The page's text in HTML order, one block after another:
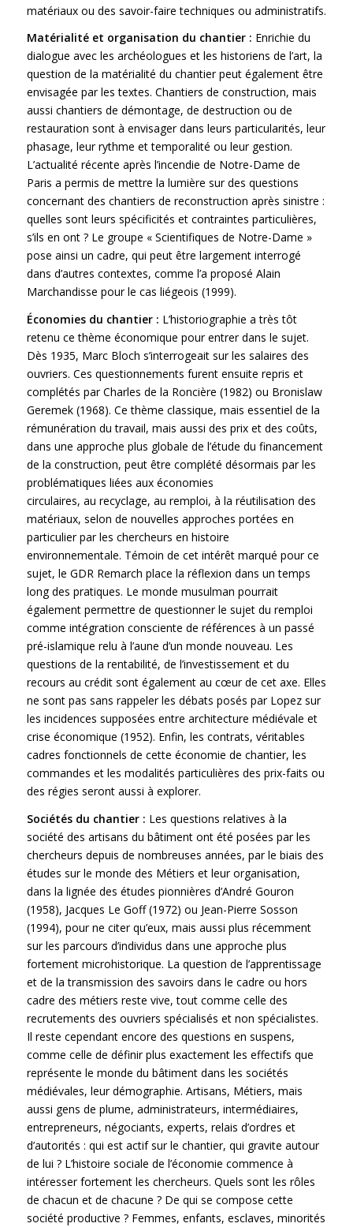
matériaux ou des savoir-faire techniques ou administratifs.
Matérialité et organisation du chantier : Enrichie du
dialogue avec les archéologues et les historiens de l’art, la
question de la matérialité du chantier peut également être
envisagée par les textes. Chantiers de construction, mais
aussi chantiers de démontage, de destruction ou de
restauration sont à envisager dans leurs particularités, leur
phasage, leur rythme et temporalité ou leur gestion.
L’actualité récente après l’incendie de Notre-Dame de
Paris a permis de mettre la lumière sur des questions
concernant des chantiers de reconstruction après sinistre :
quelles sont leurs spécificités et contraintes particulières,
s’ils en ont ? Le groupe « Scientifiques de Notre-Dame »
pose ainsi un cadre, qui peut être largement interrogé
dans d’autres contextes, comme l’a proposé Alain
Marchandisse pour le cas liégeois (1999).
Économies du chantier : L’historiographie a très tôt
retenu ce thème économique pour entrer dans le sujet.
Dès 1935, Marc Bloch s’interrogeait sur les salaires des
ouvriers. Ces questionnements furent ensuite repris et
complétés par Charles de la Roncière (1982) ou Bronislaw
Geremek (1968). Ce thème classique, mais essentiel de la
rémunération du travail, mais aussi des prix et des coûts,
dans une approche plus globale de l’étude du financement
de la construction, peut être complété désormais par les
problématiques liées aux économies
circulaires, au recyclage, au remploi, à la réutilisation des
matériaux, selon de nouvelles approches portées en
particulier par les chercheurs en histoire
environnementale. Témoin de cet intérêt marqué pour ce
sujet, le GDR Remarch place la réflexion dans un temps
long des pratiques. Le monde musulman pourrait
également permettre de questionner le sujet du remploi
comme intégration consciente de références à un passé
pré-islamique relu à l’aune d’un monde nouveau. Les
questions de la rentabilité, de l’investissement et du
recours au crédit sont également au cœur de cet axe. Elles
ne sont pas sans rappeler les débats posés par Lopez sur
les incidences supposées entre architecture médiévale et
crise économique (1952). Enfin, les contrats, véritables
cadres fonctionnels de cette économie de chantier, les
commandes et les modalités particulières des prix-faits ou
des régies seront aussi à explorer.
Sociétés du chantier : Les questions relatives à la
société des artisans du bâtiment ont été posées par les
chercheurs depuis de nombreuses années, par le biais des
études sur le monde des Métiers et leur organisation,
dans la lignée des études pionnières d’André Gouron
(1958), Jacques Le Goff (1972) ou Jean-Pierre Sosson
(1994), pour ne citer qu’eux, mais aussi plus récemment
sur les parcours d’individus dans une approche plus
fortement microhistorique. La question de l’apprentissage
et de la transmission des savoirs dans le cadre ou hors
cadre des métiers reste vive, tout comme celle des
recrutements des ouvriers spécialisés et non spécialistes.
Il reste cependant encore des questions en suspens,
comme celle de définir plus exactement les effectifs que
représente le monde du bâtiment dans les sociétés
médiévales, leur démographie. Artisans, Métiers, mais
aussi gens de plume, administrateurs, intermédiaires,
entrepreneurs, négociants, experts, relais d’ordres et
d’autorités : qui est actif sur le chantier, qui gravite autour
de lui ? L’histoire sociale de l’économie commence à
intéresser fortement les chercheurs. Quels sont les rôles
de chacun et de chacune ? De qui se compose cette
société productive ? Femmes, enfants, esclaves, minorités